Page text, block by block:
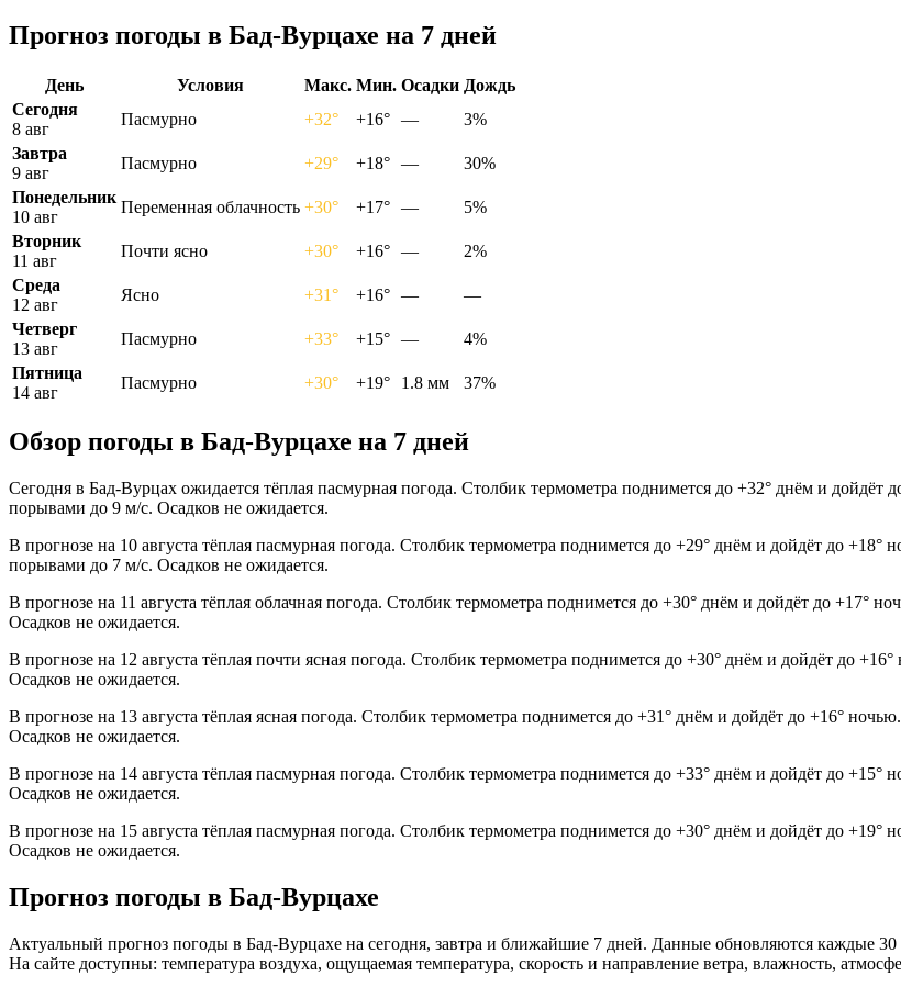
Прогноз погоды в Бад-Вурцахе на 7 дней
День Условия Макс. Мин. Осадки Дождь
Сегодня
8 авг
Пасмурно +32° +16° —
3%
Завтра
9 авг
Пасмурно +29° +18° —
30%
Понедельник
10 авг
Переменная облачность +30° +17° —
5%
Вторник
11 авг
Почти ясно +30° +16° —
2%
Среда
12 авг
Ясно +31° +16° —
—
Четверг
13 авг
Пасмурно +33° +15° —
4%
Пятница
14 авг
Пасмурно +30° +19° 1.8 мм 37%
Обзор погоды в Бад-Вурцахе на 7 дней
Сегодня в Бад-Вурцах ожидается тёплая пасмурная погода. Столбик термометра поднимется до +32° днём и
порывами до 9 м/с. Осадков не ожидается.
В прогнозе на 10 августа тёплая пасмурная погода. Столбик термометра поднимется до +29° днём и дойдёт до
порывами до 7 м/с. Осадков не ожидается.
В прогнозе на 11 августа тёплая облачная погода. Столбик термометра поднимется до +30° днём и дойдёт до +17°
Осадков не ожидается.
В прогнозе на 12 августа тёплая почти ясная погода. Столбик термометра поднимется до +30° днём и дойдёт до
Осадков не ожидается.
В прогнозе на 13 августа тёплая ясная погода. Столбик термометра поднимется до +31° днём и дойдёт до +16°
Осадков не ожидается.
В прогнозе на 14 августа тёплая пасмурная погода. Столбик термометра поднимется до +33° днём и дойдёт до
Осадков не ожидается.
В прогнозе на 15 августа тёплая пасмурная погода. Столбик термометра поднимется до +30° днём и дойдёт до
Осадков не ожидается.
Прогноз погоды в Бад-Вурцахе
Актуальный прогноз погоды в Бад-Вурцахе на сегодня, завтра и ближайшие 7 дней. Данные обновляются каждые
На сайте доступны: температура воздуха, ощущаемая температура, скорость и направление ветра, влажность,